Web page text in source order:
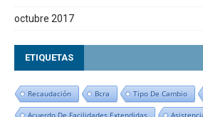
octubre 2017
ETIQUETAS
Recaudación Bcra Tipo De Cambio
Acuerdo De Facilidades Extendidas